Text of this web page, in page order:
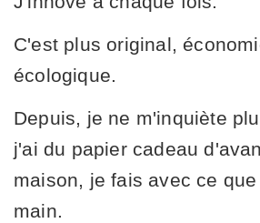
C'est plus original,
écologique.
Depuis, je ne m'inquiète
j'ai du papier cadeau
maison, je fais avec ce
main.